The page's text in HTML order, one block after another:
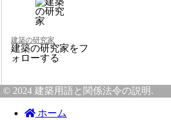
建築の研究家
建築の研究家をフ
ォローする
© 2024 建築用語と関係法令の説明.
ホーム